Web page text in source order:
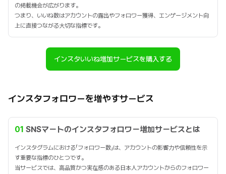
の掲載機会が広がります。
つまり、いいね数はアカウントの露出やフォロワー獲得、エンゲージメント向
上に直接つながる大切な指標です。
インスタいいね増加サービスを購入する
インスタフォロワーを増やすサービス
01 SNSマートのインスタフォロワー増加サービスとは
インスタグラムにおける「フォロワー数」は、アカウントの影響力や信頼性を示
す重要な指標のひとつです。
当サービスでは、高品質かつ実在感のある日本人アカウントからのフォロワー